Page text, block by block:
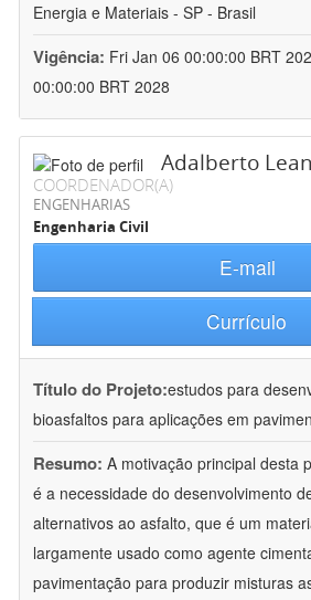
Energia e Materiais - SP - Brasil
Vigência: Fri Jan 06 00:00:00 BRT
00:00:00 BRT 2028
Adalberto
COORDENADOR(A)
ENGENHARIAS
Engenharia Civil
E-mail
Currículo
Título do Projeto:estudos para
bioasfaltos para aplicações em
Resumo: A motivação principal desta
é a necessidade do desenvolvimento
alternativos ao asfalto, que é um
largamente usado como agente
pavimentação para produzir misturas